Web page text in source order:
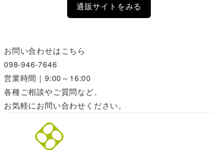
通販サイトをみる
お問い合わせはこちら
098-946-7646
営業時間｜9:00～16:00
各種ご相談やご質問など、
お気軽にお問い合わせください。